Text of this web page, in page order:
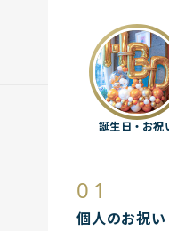
誕生日・お祝
01
個人のお祝い